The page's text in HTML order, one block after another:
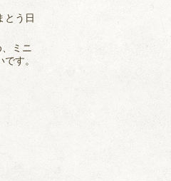
とう日
ミニ
す。